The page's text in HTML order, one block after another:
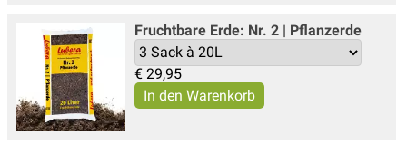
Fruchtbare Erde: Nr. 2 | Pflanzerde
€ 29,95